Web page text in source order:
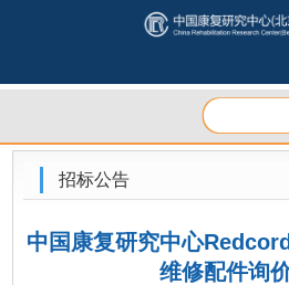
招标公告
中国康复研究中心
维修配件询